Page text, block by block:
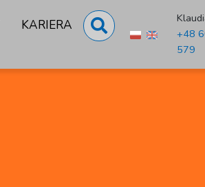
KARIERA
+48
579